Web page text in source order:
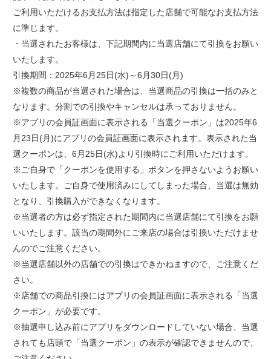
ご利用いただけるお支払方法は指定した店舗で可能なお支払方法
に準じます。
・当選されたお客様は、下記期間内に当選店舗にて引換をお願い
いたします。
引換期間：2025年6月25日(水)～6月30日(月)
※複数の商品が当選された場合は、当選商品の引換は一括のみと
なります。分割での引換やキャンセルは承っておりません。
※アプリの会員証画面に表示される「当選クーポン」は2025年6
月23日(月)にアプリの会員証画面に表示されます。表示された当
選クーポンは、6月25日(水)より引換時にご利用いただけます。
※ご自身で「クーポンを使用する」ボタンを押さないようお願い
いたします。ご自身で使用済みにしてしまった場合、当選は無効
となり、引換購入ができなくなります。
※当選者の方は必ず指定された期間内に当選店舗にて引換をお願
いいたします。該当の期間外にご来店の場合は引換いただけませ
んのでご注意ください。
※当選店舗以外の店舗での引換はできかねますので、ご注意くだ
さい。
※店舗での商品引換にはアプリの会員証画面に表示される「当選
クーポン」が必要です。
※抽選申し込み前にアプリをダウンロードしていない場合、当選
されても店頭で「当選クーポン」の表示が確認できませんので、